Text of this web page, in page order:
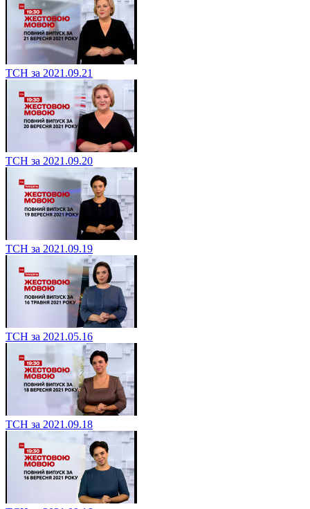
ТСН за 2021.09.21
ТСН за 2021.09.20
ТСН за 2021.09.19
ТСН за 2021.05.16
ТСН за 2021.09.18